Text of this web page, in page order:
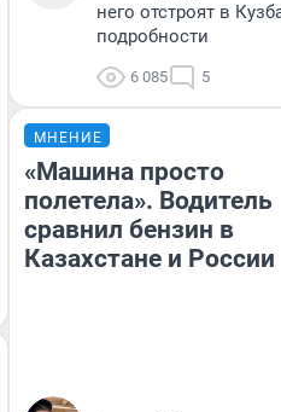
него отстроят в
подробности
6 085 5
МНЕНИЕ
«Машина просто
полетела». Водитель
сравнил бензин в
Казахстане и России